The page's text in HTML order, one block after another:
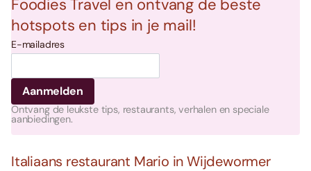
Foodies Travel en ontvang de beste
hotspots en tips in je mail!
E-mailadres
Ontvang de leukste tips, restaurants, verhalen en speciale
aanbiedingen.
Italiaans restaurant Mario in Wijdewormer